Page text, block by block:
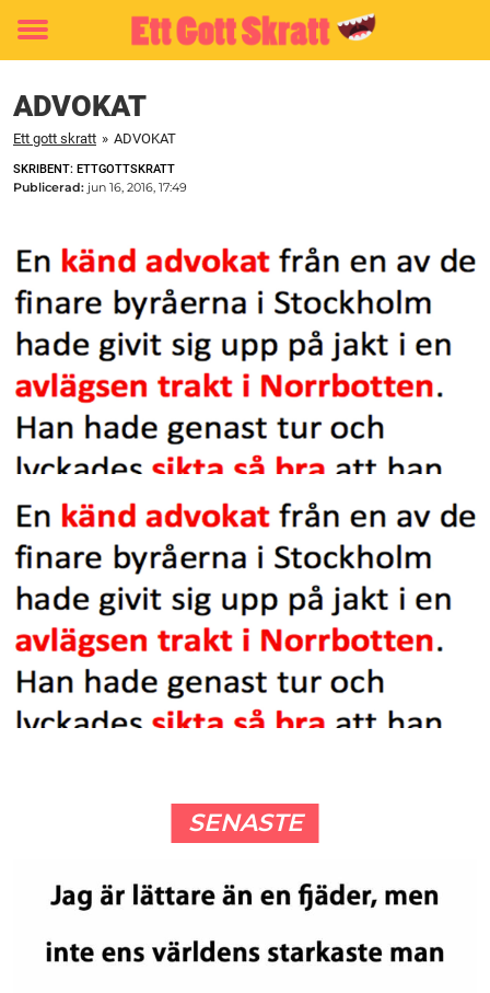
Toggle
ADVOKAT
Ett gott skratt » ADVOKAT
SKRIBENT: ETTGOTTSKRATT
Publicerad: jun 16, 2016, 17:49
SENASTE